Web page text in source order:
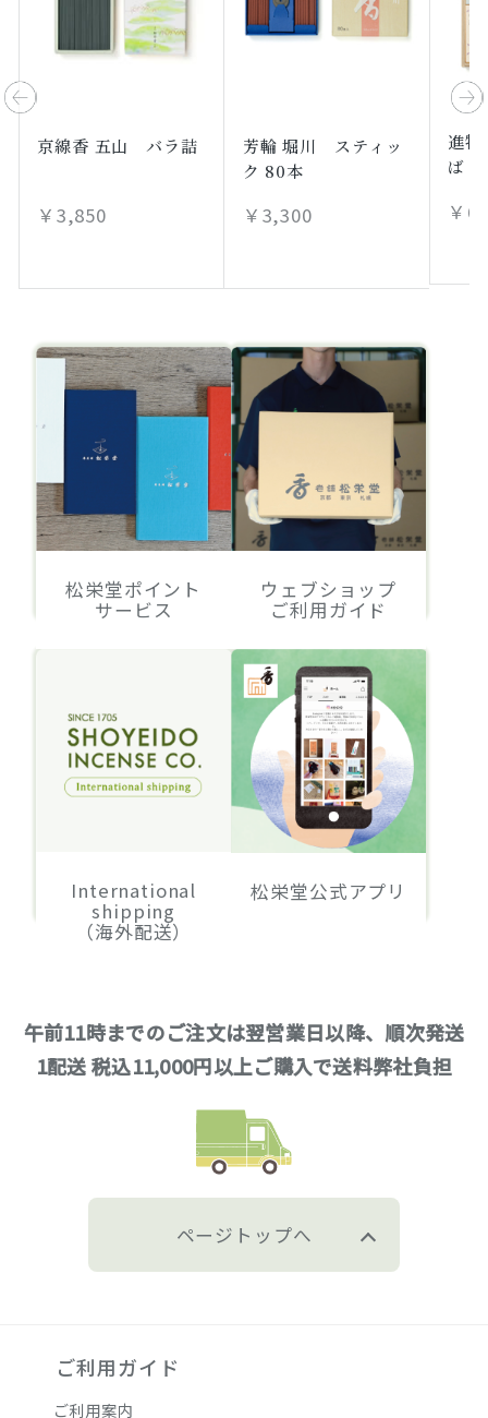
京線香 五山 バラ詰
￥3,850
芳輪 堀川 スティッ
ク 80本
￥3,300
進物
ば
￥
松栄堂ポイント
サービス
ウェブショップ
ご利用ガイド
International
shipping
（海外配送）
松栄堂公式アプリ
午前11時までのご注文は翌営業日以降、順次発送
1配送 税込11,000円以上ご購入で送料弊社負担
ページトップへ
ご利用ガイド
ご利用案内